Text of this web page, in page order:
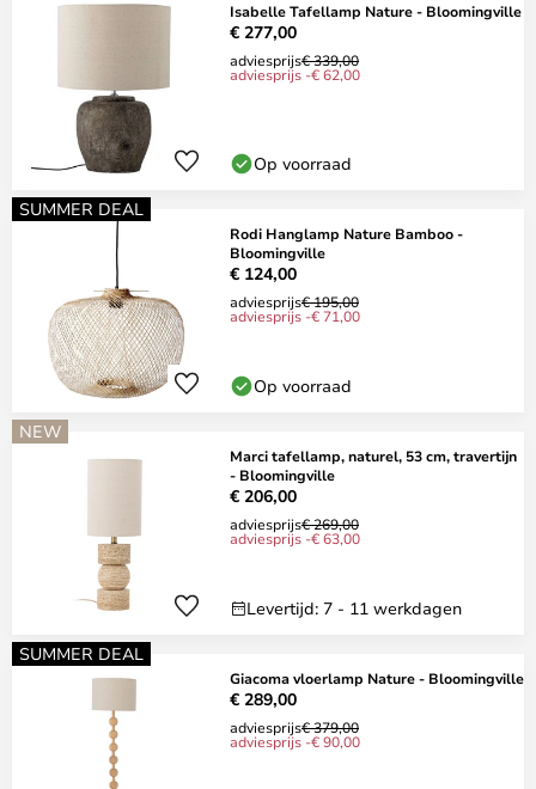
Isabelle Tafellamp Nature - Bloomingville
€ 277,00
adviesprijs€ 339,00
adviesprijs -€ 62,00
Op voorraad
SUMMER DEAL
Rodi Hanglamp Nature Bamboo -
Bloomingville
€ 124,00
adviesprijs€ 195,00
adviesprijs -€ 71,00
Op voorraad
NEW
Marci tafellamp, naturel, 53 cm, travertijn
- Bloomingville
€ 206,00
adviesprijs€ 269,00
adviesprijs -€ 63,00
Levertijd: 7 - 11 werkdagen
SUMMER DEAL
Giacoma vloerlamp Nature - Bloomingville
€ 289,00
adviesprijs€ 379,00
adviesprijs -€ 90,00